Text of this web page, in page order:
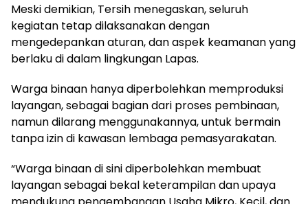
Meski demikian, Tersih menegaskan, seluruh
kegiatan tetap dilaksanakan dengan
mengedepankan aturan, dan aspek keamanan yang
berlaku di dalam lingkungan Lapas.
Warga binaan hanya diperbolehkan memproduksi
layangan, sebagai bagian dari proses pembinaan,
namun dilarang menggunakannya, untuk bermain
tanpa izin di kawasan lembaga pemasyarakatan.
“Warga binaan di sini diperbolehkan membuat
layangan sebagai bekal keterampilan dan upaya